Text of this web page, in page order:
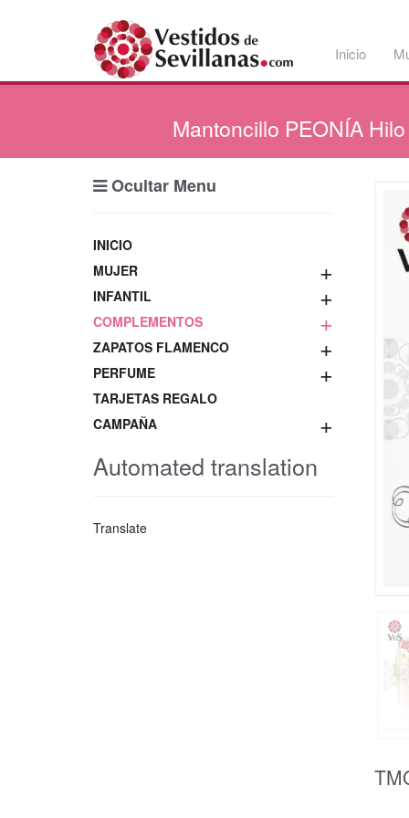
Inicio
Mantoncillo PEONÍA
Ocultar Menu
INICIO
+
MUJER
+
INFANTIL
+
COMPLEMENTOS
+
ZAPATOS FLAMENCO
+
PERFUME
TARJETAS REGALO
+
CAMPAÑA
Automated translation
Translate